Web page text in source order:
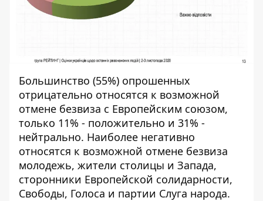
Большинство (55%) опрошенных
отрицательно относятся к возможной
отмене безвиза с Европейским союзом,
только 11% - положительно и 31% -
нейтрально. Наиболее негативно
относятся к возможной отмене безвиза
молодежь, жители столицы и Запада,
сторонники Европейской солидарности,
Свободы, Голоса и партии Слуга народа.